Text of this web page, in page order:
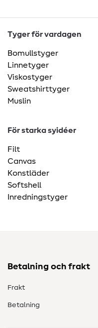
Tyger för vardagen
Bomullstyger
Linnetyger
Viskostyger
Sweatshirttyger
Muslin
För starka syidéer
Filt
Canvas
Konstläder
Softshell
Inredningstyger
Betalning och frakt
Frakt
Betalning